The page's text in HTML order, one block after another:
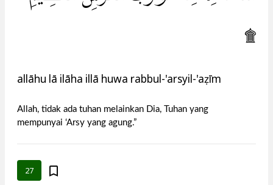
۩
allāhu lā ilāha illā huwa rabbul-'arsyil-'aẓīm
Allah, tidak ada tuhan melainkan Dia, Tuhan yang
mempunyai ‘Arsy yang agung.”
27